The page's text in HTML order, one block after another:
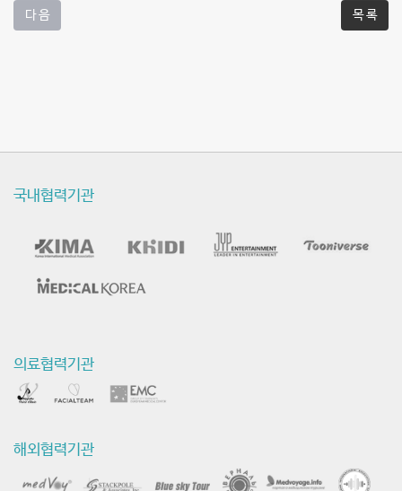
다 음 목 록
국내협력기관
의료협력기관
해외협력기관